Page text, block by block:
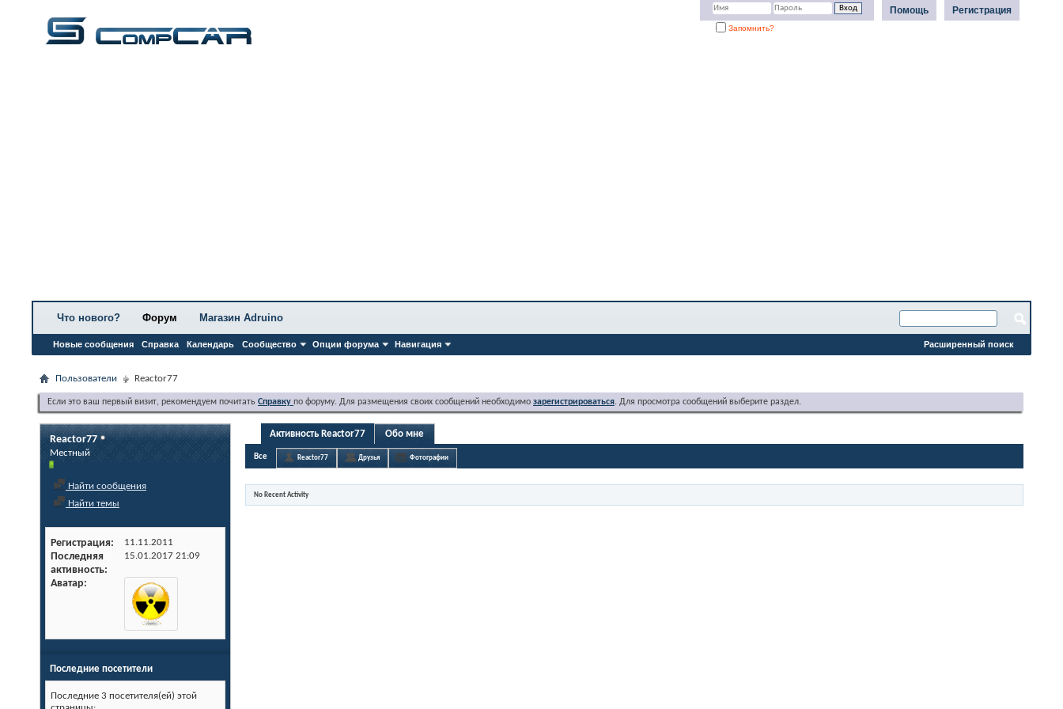
Регистрация
Помощь
Запомнить?
Что нового? Форум
Новые сообщения Справка Календарь Сообщество Опции форума Навигация
Магазин Adruino
Расширенный поиск
Пользователи Reactor77
Если это ваш первый визит, рекомендуем почитать Справку по форуму. Для размещения своих сообщений необходимо зарегистрироваться. Для просмотра сообщений выберите раздел.
Reactor77
Местный
Найти сообщения
Найти темы
Регистрация 11.11.2011
Последняя
активность
15.01.2017 21:09
Аватар
Последние посетители
Последние 3 посетителя(ей) этой
Активность Reactor77 Обо мне
Все Reactor77 Друзья Фотографии
No Recent Activity